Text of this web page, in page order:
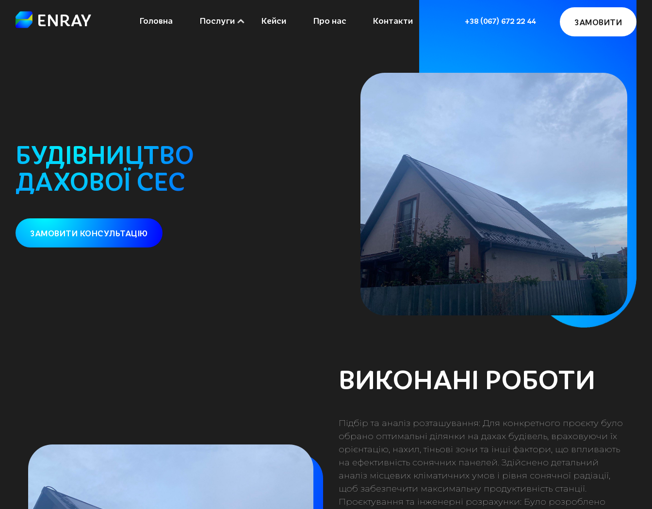
ENRAY Головна Послуги Кейси Про нас Контакти +38 (067) 672 22 44 ЗАМОВИТИ
БУДІВНИЦТВО
ДАХОВОЇ СЕС
ЗАМОВИТИ КОНСУЛЬТАЦІЮ
ВИКОНАНІ РОБОТИ
Підбір та аналіз розташування: Для конкретного проєкту було
обрано оптимальні ділянки на дахах будівель, враховуючи їх
орієнтацію, нахил, тіньові зони та інші фактори, що впливають
на ефективність сонячних панелей. Здійснено детальний
аналіз місцевих кліматичних умов і рівня сонячної радіації,
щоб забезпечити максимальну продуктивність станції.
Проєктування та інженерні розрахунки: Було розроблено